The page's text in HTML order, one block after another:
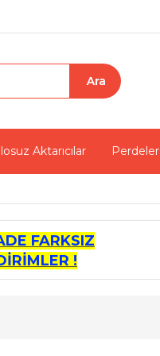
Aktarıcılar Perdeler
FARKSIZ
!